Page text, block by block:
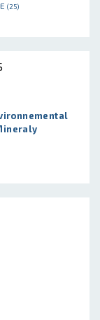
(25)